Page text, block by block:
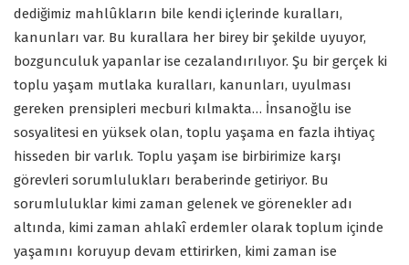
dediğimiz mahlûkların bile kendi içlerinde kuralları,
kanunları var. Bu kurallara her birey bir şekilde uyuyor,
bozgunculuk yapanlar ise cezalandırılıyor. Şu bir gerçek ki
toplu yaşam mutlaka kuralları, kanunları, uyulması
gereken prensipleri mecburi kılmakta… İnsanoğlu ise
sosyalitesi en yüksek olan, toplu yaşama en fazla ihtiyaç
hisseden bir varlık. Toplu yaşam ise birbirimize karşı
görevleri sorumlulukları beraberinde getiriyor. Bu
sorumluluklar kimi zaman gelenek ve görenekler adı
altında, kimi zaman ahlakî erdemler olarak toplum içinde
yaşamını koruyup devam ettirirken, kimi zaman ise